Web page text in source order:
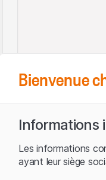
Bienvenue
Informations
Les informations
ayant leur siège